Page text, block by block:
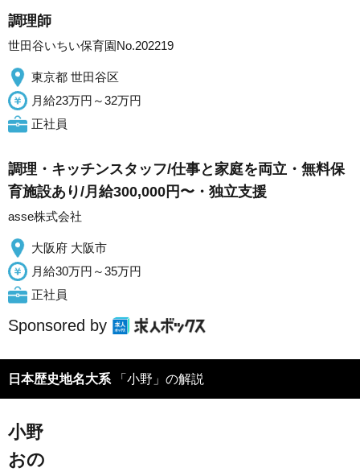
調理師
世田谷いちい保育園No.202219
東京都 世田谷区
月給23万円～32万円
正社員
調理・キッチンスタッフ/仕事と家庭を両立・無料保
育施設あり/月給300,000円〜・独立支援
asse株式会社
大阪府 大阪市
月給30万円～35万円
正社員
Sponsored by
日本歴史地名大系 「小野」の解説
小野
おの